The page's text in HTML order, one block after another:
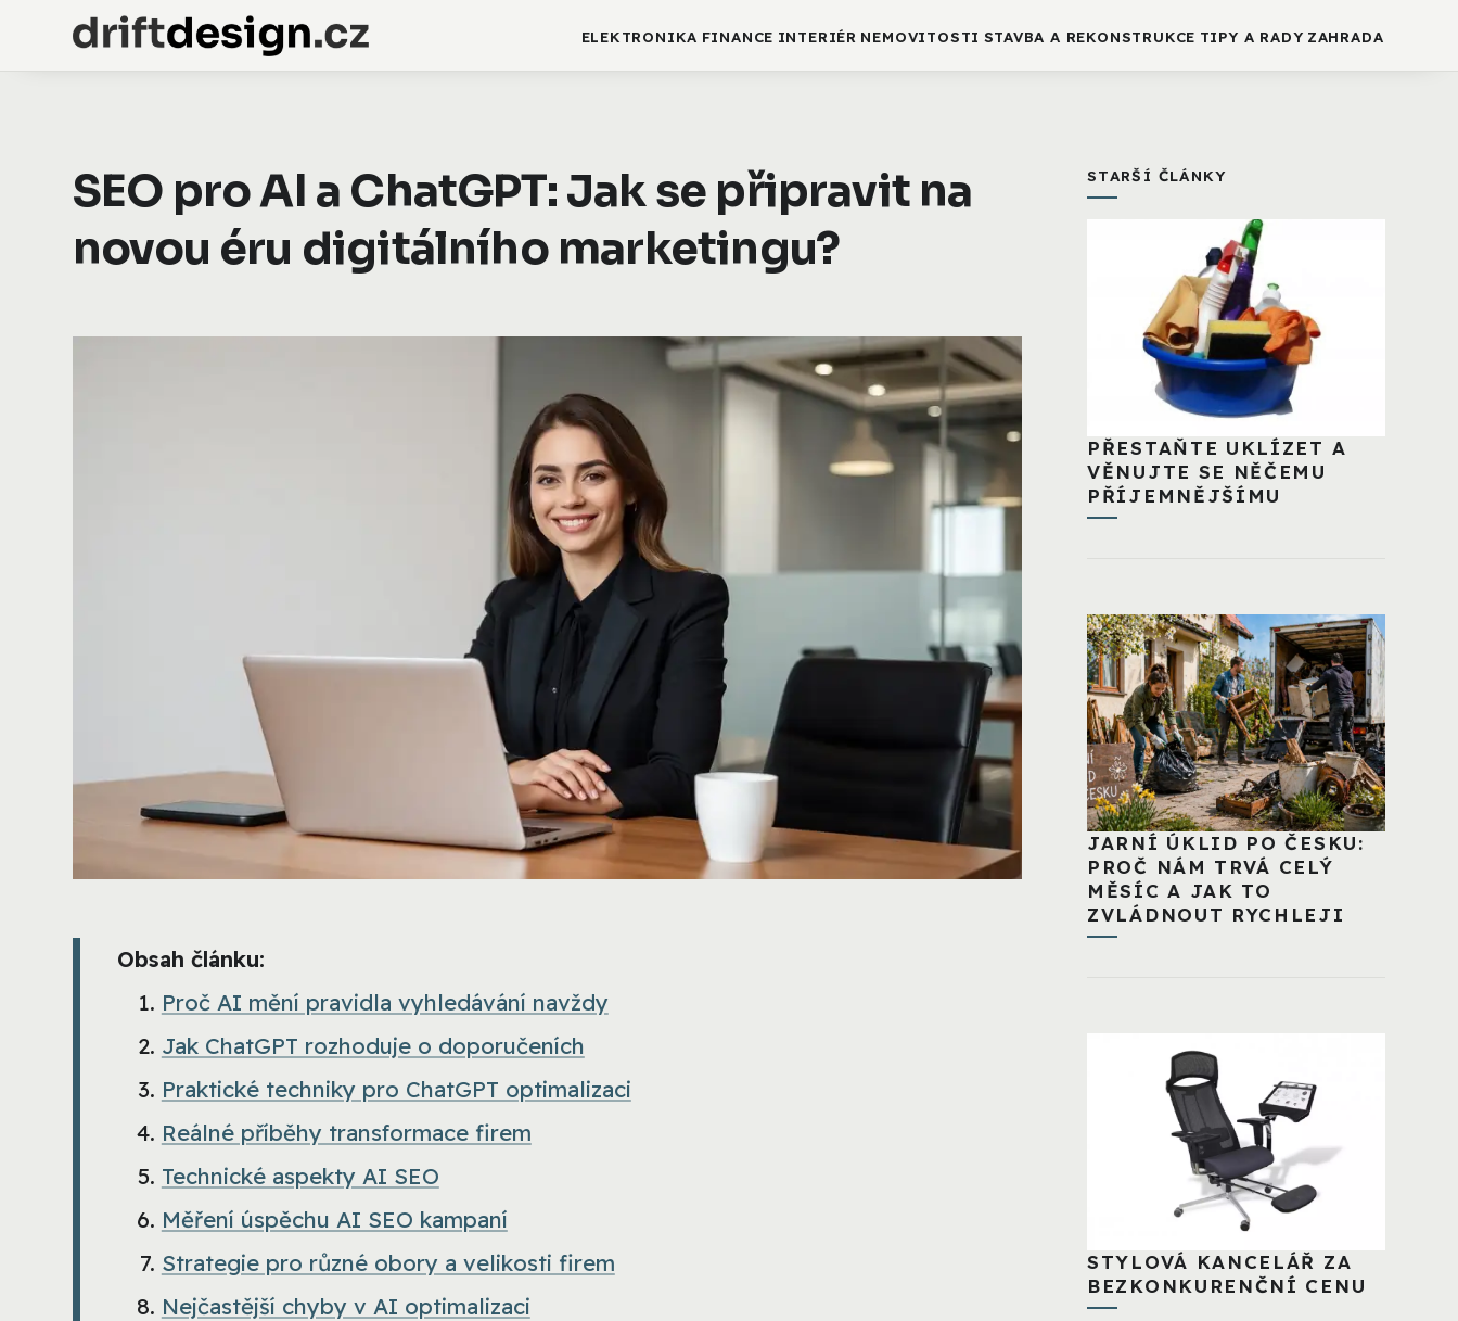
ELEKTRONIKA FINANCE INTERIÉR NEMOVITOSTI STAVBA A REKONSTRUKCE TIPY A RADY ZAHRADA
SEO pro AI a ChatGPT: Jak se připravit na
novou éru digitálního marketingu?
Obsah článku:
Proč AI mění pravidla vyhledávání navždy
Jak ChatGPT rozhoduje o doporučeních
Praktické techniky pro ChatGPT optimalizaci
Reálné příběhy transformace firem
Technické aspekty AI SEO
Měření úspěchu AI SEO kampaní
Strategie pro různé obory a velikosti firem
Nejčastější chyby v AI optimalizaci
STARŠÍ ČLÁNKY
PŘESTAŇTE UKLÍZET A
VĚNUJTE SE NĚČEMU
PŘÍJEMNĚJŠÍMU
JARNÍ ÚKLID PO ČESKU:
PROČ NÁM TRVÁ CELÝ
MĚSÍC A JAK TO
ZVLÁDNOUT RYCHLEJI
STYLOVÁ KANCELÁŘ ZA
BEZKONKURENČNÍ CENU